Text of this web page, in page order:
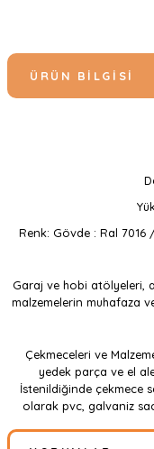
ÜRÜN BILGISI
Renk: Gövde : Ral
Garaj ve hobi atölyeleri,
malzemelerin muhafaza
Çekmeceleri ve
yedek parça ve el
İstenildiğinde çekmece
olarak pvc, galvaniz